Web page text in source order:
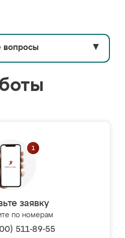
вопросы ▼
заявку
по номерам
511-89-55